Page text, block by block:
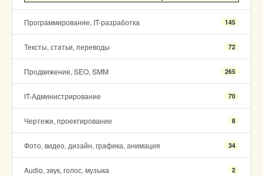
Программирование, IT-разработка 145
Тексты, статьи, переводы 72
Продвижение, SEO, SMM 265
IT-Администрирование 70
Чертежи, проектирование 8
Фото, видео, дизайн, графика, анимация 34
Audio, звук, голос, музыка 2